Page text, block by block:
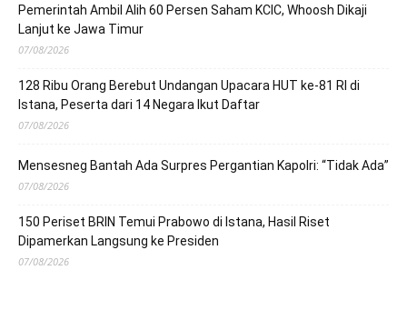
Pemerintah Ambil Alih 60 Persen Saham KCIC, Whoosh Dikaji
Lanjut ke Jawa Timur
07/08/2026
128 Ribu Orang Berebut Undangan Upacara HUT ke-81 RI di
Istana, Peserta dari 14 Negara Ikut Daftar
07/08/2026
Mensesneg Bantah Ada Surpres Pergantian Kapolri: “Tidak Ada”
07/08/2026
150 Periset BRIN Temui Prabowo di Istana, Hasil Riset
Dipamerkan Langsung ke Presiden
07/08/2026